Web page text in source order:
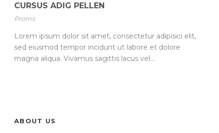
CURSUS ADIG PELLEN
Proms
Lorem ipsum dolor sit amet, consectetur adipisici elit,
sed eiusmod tempor incidunt ut labore et dolore
magna aliqua. Vivamus sagittis lacus vel...
ABOUT US